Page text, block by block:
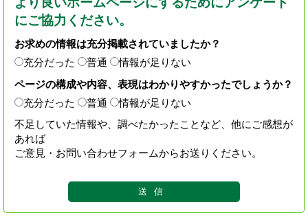
にご協力ください。
お求めの情報は充分掲載されていましたか？
充分だった
普通
情報が足りない
ページの構成や内容、表現はわかりやすかったでしょうか？
充分だった
普通
情報が足りない
不足していた情報や、調べたかったことなど、他にご感想が
あれば
ご意見・お問い合わせフォームからお送りください。